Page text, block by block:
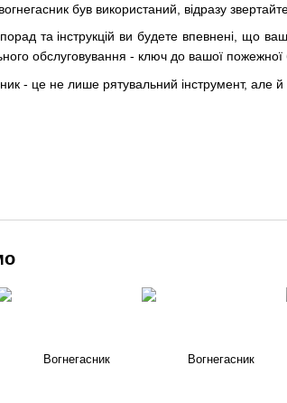
був використаний, відразу
та інструкцій ви будете впевнені, що
обслуговування - ключ до вашої пожежної
- це не лише рятувальний інструмент, але й